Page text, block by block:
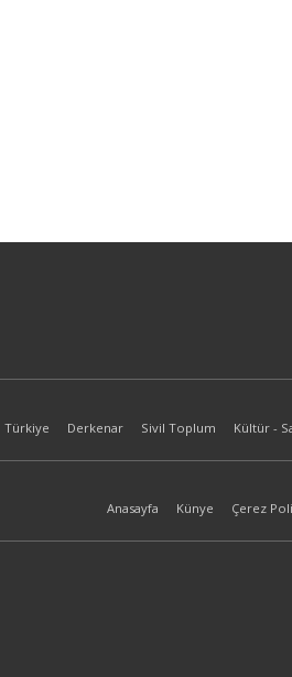
Türkiye Derkenar Sivil Toplum Kültür -
Anasayfa Künye Çerez